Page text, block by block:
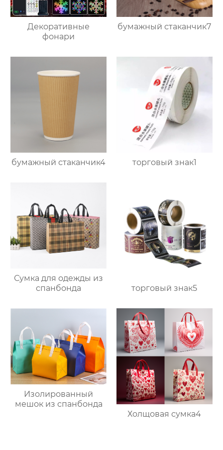
Декоративные
фонари
бумажный стаканчик7
бумажный стаканчик4 торговый знак1
Сумка для одежды из
спанбонда
торговый знак5
Изолированный
мешок из спанбонда
Холщовая сумка4